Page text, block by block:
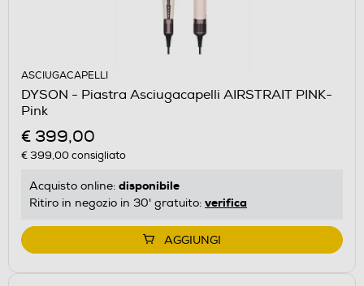
ASCIUGACAPELLI
DYSON - Piastra Asciugacapelli AIRSTRAIT PINK-
Pink
€ 399,00
€ 399,00consigliato
Acquisto online: disponibile
Ritiro in negozio in 30' gratuito: verifica
AGGIUNGI